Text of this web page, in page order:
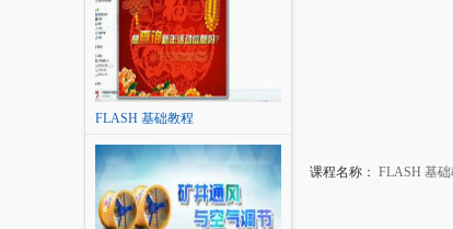
FLASH 基础教程
课程名称： FLASH 基础